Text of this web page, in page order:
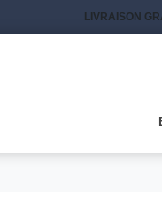
LIVRAISON